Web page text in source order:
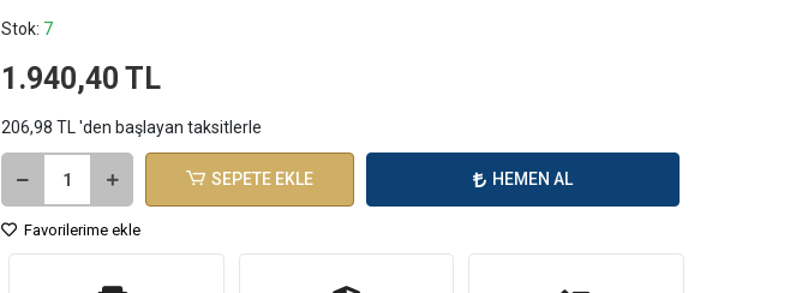
Stok: 7
1.940,40 TL
206,98 TL 'den başlayan taksitlerle
SEPETE EKLE HEMEN AL
Favorilerime ekle